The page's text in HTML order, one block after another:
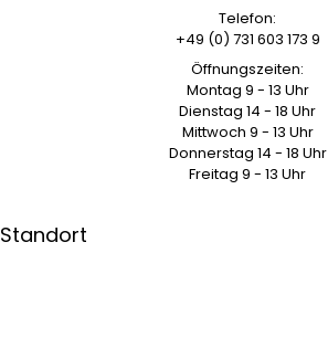
Telefon:
+49 (0) 731 603 173 9
Öffnungszeiten:
Montag 9 - 13 Uhr
Dienstag 14 - 18 Uhr
Mittwoch 9 - 13 Uhr
Donnerstag 14 - 18 Uhr
Freitag 9 - 13 Uhr
Standort